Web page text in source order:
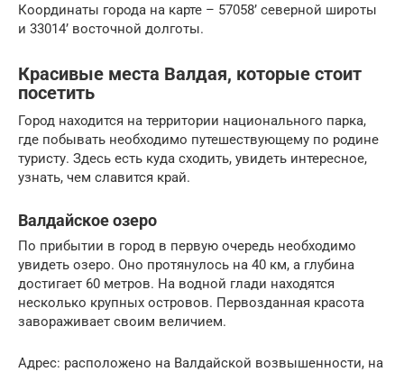
Координаты города на карте – 57058’ северной широты
и 33014’ восточной долготы.
Красивые места Валдая, которые стоит
посетить
Город находится на территории национального парка,
где побывать необходимо путешествующему по родине
туристу. Здесь есть куда сходить, увидеть интересное,
узнать, чем славится край.
Валдайское озеро
По прибытии в город в первую очередь необходимо
увидеть озеро. Оно протянулось на 40 км, а глубина
достигает 60 метров. На водной глади находятся
несколько крупных островов. Первозданная красота
завораживает своим величием.
Адрес: расположено на Валдайской возвышенности, на